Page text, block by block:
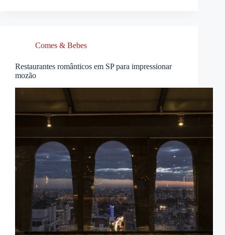
Comes & Bebes
Restaurantes românticos em SP para impressionar
mozão